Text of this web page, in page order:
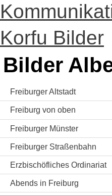
Korfu Bilder
Bilder
Freiburger Altstadt
Freiburg von oben
Freiburger Münster
Freiburger Straßenbahn
Erzbischöfliches Ordinariat
Abends in Freiburg